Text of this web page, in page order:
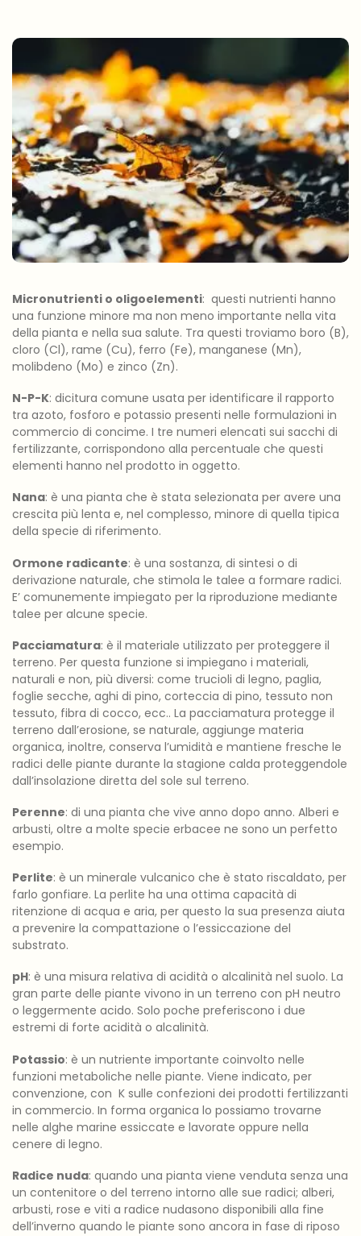
Micronutrienti o oligoelementi: questi nutrienti hanno
una funzione minore ma non meno importante nella vita
della pianta e nella sua salute. Tra questi troviamo boro (B),
cloro (Cl), rame (Cu), ferro (Fe), manganese (Mn),
molibdeno (Mo) e zinco (Zn).
N-P-K: dicitura comune usata per identificare il rapporto
tra azoto, fosforo e potassio presenti nelle formulazioni in
commercio di concime. I tre numeri elencati sui sacchi di
fertilizzante, corrispondono alla percentuale che questi
elementi hanno nel prodotto in oggetto.
Nana: è una pianta che è stata selezionata per avere una
crescita più lenta e, nel complesso, minore di quella tipica
della specie di riferimento.
Ormone radicante: è una sostanza, di sintesi o di
derivazione naturale, che stimola le talee a formare radici.
E’ comunemente impiegato per la riproduzione mediante
talee per alcune specie.
Pacciamatura: è il materiale utilizzato per proteggere il
terreno. Per questa funzione si impiegano i materiali,
naturali e non, più diversi: come trucioli di legno, paglia,
foglie secche, aghi di pino, corteccia di pino, tessuto non
tessuto, fibra di cocco, ecc.. La pacciamatura protegge il
terreno dall’erosione, se naturale, aggiunge materia
organica, inoltre, conserva l’umidità e mantiene fresche le
radici delle piante durante la stagione calda proteggendole
dall’insolazione diretta del sole sul terreno.
Perenne: di una pianta che vive anno dopo anno. Alberi e
arbusti, oltre a molte specie erbacee ne sono un perfetto
esempio.
Perlite: è un minerale vulcanico che è stato riscaldato, per
farlo gonfiare. La perlite ha una ottima capacità di
ritenzione di acqua e aria, per questo la sua presenza aiuta
a prevenire la compattazione o l’essiccazione del
substrato.
pH: è una misura relativa di acidità o alcalinità nel suolo. La
gran parte delle piante vivono in un terreno con pH neutro
o leggermente acido. Solo poche preferiscono i due
estremi di forte acidità o alcalinità.
Potassio: è un nutriente importante coinvolto nelle
funzioni metaboliche nelle piante. Viene indicato, per
convenzione, con K sulle confezioni dei prodotti fertilizzanti
in commercio. In forma organica lo possiamo trovarne
nelle alghe marine essiccate e lavorate oppure nella
cenere di legno.
Radice nuda: quando una pianta viene venduta senza una
un contenitore o del terreno intorno alle sue radici; alberi,
arbusti, rose e viti a radice nudasono disponibili alla fine
dell’inverno quando le piante sono ancora in fase di riposo